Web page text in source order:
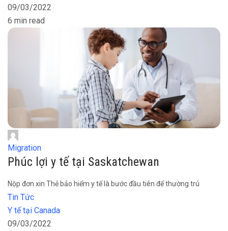
09/03/2022
6 min read
Migration
Phúc lợi y tế tại Saskatchewan
Nộp đơn xin Thẻ bảo hiểm y tế là bước đầu tiên để thường trú
Tin Tức
Y tế tại Canada
09/03/2022